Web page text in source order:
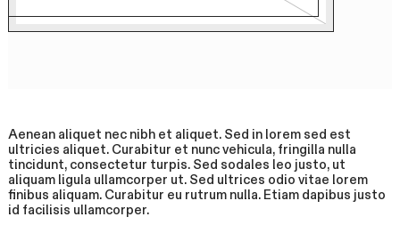
Aenean aliquet nec nibh et aliquet. Sed in lorem sed est
ultricies aliquet. Curabitur et nunc vehicula, fringilla nulla
tincidunt, consectetur turpis. Sed sodales leo justo, ut
aliquam ligula ullamcorper ut. Sed ultrices odio vitae lorem
finibus aliquam. Curabitur eu rutrum nulla. Etiam dapibus justo
id facilisis ullamcorper.